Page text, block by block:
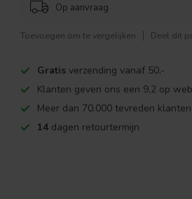
Op aanvraag
Toevoegen om te vergelijken Deel dit
Gratis verzending vanaf 50,-
Klanten geven ons een 9,2 op
Meer dan 70.000 tevreden klanten
14 dagen retourtermijn